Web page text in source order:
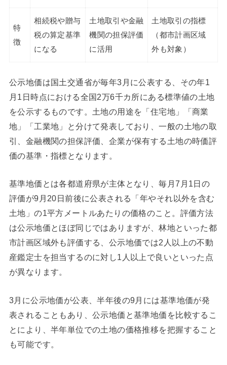
特
徴
相続税や贈与
税の算定基準
になる
土地取引や金融
機関の担保評価
に活用
土地取引の指標
（都市計画区域
外も対象）
公示地価は国土交通省が毎年3月に公表する、その年1
月1日時点における全国2万6千カ所にある標準値の土地
を公示するものです。土地の用途を「住宅地」「商業
地」「工業地」と分けて発表しており、一般の土地の取
引、金融機関の担保評価、企業が保有する土地の時価評
価の基準・指標となります。
基準地価とは各都道府県が主体となり、毎月7月1日の
評価が9月20日前後に公表される「年やそれ以外を含む
土地」の1平方メートルあたりの価格のこと。評価方法
は公示地価とほぼ同じではありますが、林地といった都
市計画区域外も評価する、公示地価では2人以上の不動
産鑑定士を担当するのに対し1人以上で良いといった点
が異なります。
3月に公示地価が公表、半年後の9月には基準地価が発
表されることもあり、公示地価と基準地価を比較するこ
とにより、半年単位での土地の価格推移を把握すること
も可能です。